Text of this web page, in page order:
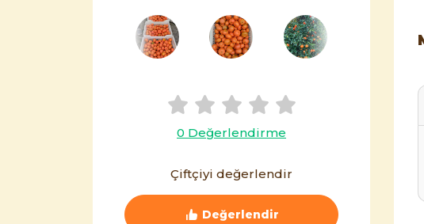
0 Değerlendirme
Çiftçiyi değerlendir
Değerlendir